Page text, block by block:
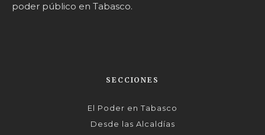
poder público en Tabasco.
SECCIONES
El Poder en Tabasco
Desde las Alcaldías